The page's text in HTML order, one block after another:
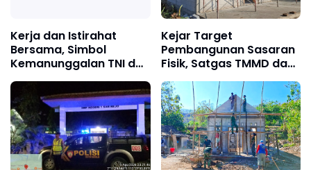
Kerja dan Istirahat
Bersama, Simbol
Kemanunggalan TNI dan
Rakyat di TMMD 129 Bulu
Lor Ponorogo
Kejar Target
Pembangunan Sasaran
Fisik, Satgas TMMD dan
Warga Bulu Lor Kebut
Plesteran RTLH Milik
Puguh